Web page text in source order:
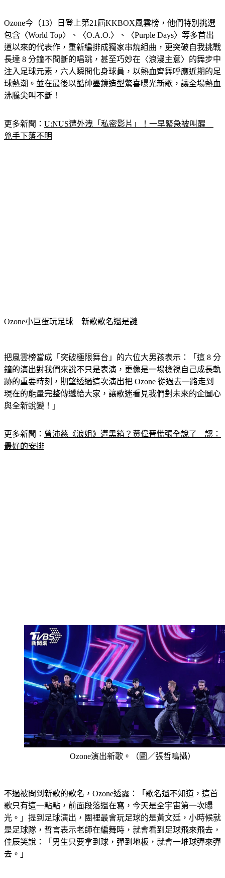
Ozone今（13）日登上第21屆KKBOX風雲榜，他們特別挑選
包含〈World Top〉、〈O.A.O.〉、〈Purple Days〉等多首出
道以來的代表作，重新編排成獨家串燒組曲，更突破自我挑戰
長達 8 分鐘不間斷的唱跳，甚至巧妙在〈浪漫主意〉的舞步中
注入足球元素，六人瞬間化身球員，以熱血齊舞呼應近期的足
球熱潮。並在最後以酷帥墨鏡造型驚喜曝光新歌，讓全場熱血
沸騰尖叫不斷！
更多新聞： U:NUS遭外洩「私密影片」！一早緊急被叫醒
兇手下落不明
Ozone小巨蛋玩足球　新歌歌名還是謎
把風雲榜當成「突破極限舞台」的六位大男孩表示：「這 8 分
鐘的演出對我們來說不只是表演，更像是一場檢視自己成長軌
跡的重要時刻，期望透過這次演出把 Ozone 從過去一路走到
現在的能量完整傳遞給大家，讓歌迷看見我們對未來的企圖心
與全新蛻變！」
更多新聞： 曾沛慈《浪姐》遭黑箱？黃偉晉慌張全說了　認：
最好的安排
Ozone演出新歌。（圖／張哲鳴攝）
不過被問到新歌的歌名，Ozone透露：「歌名還不知道，這首
歌只有這一點點，前面段落還在寫，今天是全宇宙第一次曝
光。」提到足球演出，團裡最會玩足球的是黃文廷，小時候就
是足球隊，哲言表示老師在編舞時，就會看到足球飛來飛去，
佳辰笑說：「男生只要拿到球，彈到地板，就會一堆球彈來彈
去。」